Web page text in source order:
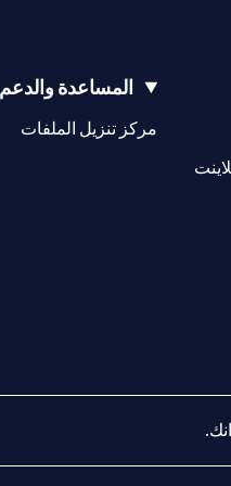
opens in a
المساعدة والدعم
مركز تنزيل الملفات